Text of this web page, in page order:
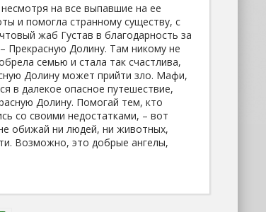
на все выпавшие на ее
и помогла странному существу, с
жаб Густав в благодарность за
Прекрасную Долину. Там никому не
семью и стала так счастлива,
Долину может прийти зло. Мафи,
в далекое опасное путешествие,
Долину. Помогай тем, кто
со своими недостатками, – вот
обижай ни людей, ни животных,
Возможно, это добрые ангелы,